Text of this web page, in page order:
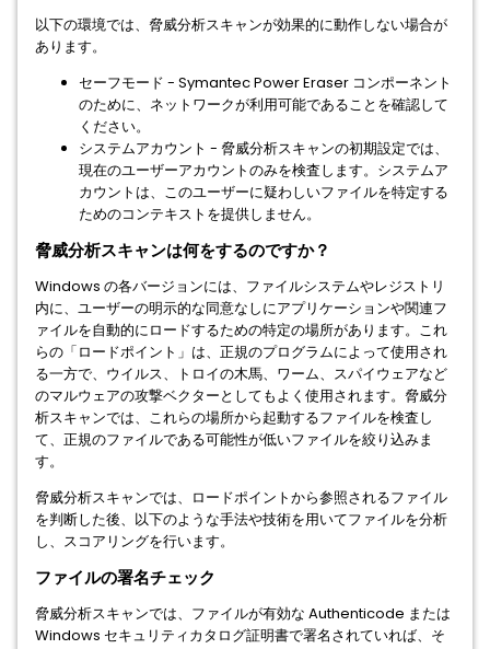
以下の環境では、脅威分析スキャンが効果的に動作しない場合が
あります。
セーフモード - Symantec Power Eraser コンポーネント
のために、ネットワークが利用可能であることを確認して
ください。
システムアカウント - 脅威分析スキャンの初期設定では、
現在のユーザーアカウントのみを検査します。システムア
カウントは、このユーザーに疑わしいファイルを特定する
ためのコンテキストを提供しません。
脅威分析スキャンは何をするのですか？
Windows の各バージョンには、ファイルシステムやレジストリ
内に、ユーザーの明示的な同意なしにアプリケーションや関連フ
ァイルを自動的にロードするための特定の場所があります。これ
らの「ロードポイント」は、正規のプログラムによって使用され
る一方で、ウイルス、トロイの木馬、ワーム、スパイウェアなど
のマルウェアの攻撃ベクターとしてもよく使用されます。脅威分
析スキャンでは、これらの場所から起動するファイルを検査し
て、正規のファイルである可能性が低いファイルを絞り込みま
す。
脅威分析スキャンでは、ロードポイントから参照されるファイル
を判断した後、以下のような手法や技術を用いてファイルを分析
し、スコアリングを行います。
ファイルの署名チェック
脅威分析スキャンでは、ファイルが有効な Authenticode または
Windows セキュリティカタログ証明書で署名されていれば、そ